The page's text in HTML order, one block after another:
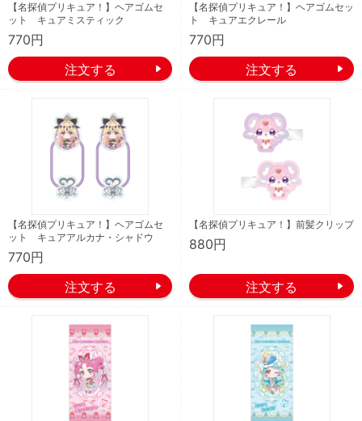
【名探偵プリキュア！】ヘアゴムセ
ット キュアミスティック
770円
【名探偵プリキュア！】ヘアゴムセッ
ト キュアエクレール
770円
【名探偵プリキュア！】ヘアゴムセ
ット キュアアルカナ・シャドウ
770円
【名探偵プリキュア！】前髪クリップ
880円